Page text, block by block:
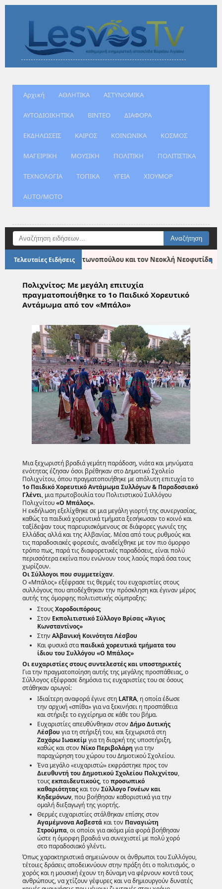
Αρχική ΑΘΛΗΤΙΚΑ ΑΣΤΥΝΟΜΙΚΑ
ΑΥΤΟΔΙΟΙΚΗΤΙΚΑ ΒΙΝΤΕΟ ΔΙΑΦΟΡΑ
ΕΚΔΗΛΩΣΕΙΣ ΚΑΙΡΟΣ ΚΟΙΝΩΝΙΚΑ ΚΟΣΜΟΣ
ΜΑΓΕΙΡΙΚΗ ΜΟΥΣΙΚΗ ΠΟΛΙΤΙΚΗ ΠΟΛΙΤΙΣΤΙΚΑ
ΤΕΧΝΟΛΟΓΙΑ ΤΟΠΙΚΑ ΥΓΕΙΑ ΧΙΟΥΜΟΡ
AUTO/MOTO
Τελευταίες Ειδήσεις
με τη Ρίτα Αντωνοπούλου και τον Νεοκλή Νεοφυτίδη
●
Πολιχνίτος: Με μεγάλη επιτυχία
πραγματοποιήθηκε το 1ο Παιδικό Χορευτικό
Αντάμωμα από τον «Μπάλο»
Μια ξεχωριστή βραδιά γεμάτη παράδοση, νιάτα και μηνύματα
ενότητας έζησαν όσοι βρέθηκαν στο Δημοτικό Σχολείο
Πολιχνίτου, όπου πραγματοποιήθηκε με απόλυτη επιτυχία το
1ο Παιδικό Χορευτικό Αντάμωμα Συλλόγων & Παραδοσιακό
Γλέντι, μια πρωτοβουλία του Πολιτιστικού Συλλόγου
Πολιχνίτου«Ο Μπάλος».
Η εκδήλωση εξελίχθηκε σε μια μεγάλη γιορτή της συνεργασίας,
καθώς τα παιδικά χορευτικά τμήματα ξεσήκωσαν το κοινό και
ταξίδεψαν τους παρευρισκόμενους σε διάφορες γωνιές της
Ελλάδας αλλά και της Αλβανίας. Μέσα από τους ρυθμούς και
τις παραδοσιακές φορεσιές, αναδείχθηκε με τον πιο όμορφο
τρόπο πως, παρά τις διαφορετικές παραδόσεις, είναι πολύ
περισσότερα εκείνα που ενώνουν τους λαούς παρά όσα τους
χωρίζουν.
Οι Σύλλογοι που συμμετείχαν.
Ο «Μπάλος» εξέφρασε τις θερμές του ευχαριστίες στους
συλλόγους που αποδέχθηκαν την πρόσκληση και έγιναν μέρος
αυτής της όμορφης πολιτιστικής σύμπραξης:
ΣτουςΧοροδοιπόρους
Στον Εκπολιτιστικό Σύλλογο Βρίσας «Άγιος
Κωνσταντίνος»
Στην Αλβανική Κοινότητα Λέσβου
Και φυσικά σταπαιδικά χορευτικά τμήματα του
ίδιου του Συλλόγου «Ο Μπάλος»
Οι ευχαριστίες στους συντελεστές και υποστηρικτές
Για την πραγματοποίηση αυτής της μεγάλης προσπάθειας, ο
Σύλλογος εξέφρασε δημόσια τις ευχαριστίες του σε όσους
στάθηκαν αρωγοί:
Ιδιαίτερη αναφορά έγινε στη LATRA, η οποία έδωσε
την αρχική «σπίθα» για να ξεκινήσει η προσπάθεια
και στήριξε το εγχείρημα σε κάθε του βήμα.
Ευχαριστίες απευθύνθηκαν στον Δήμο Δυτικής
Λέσβου για τη στήριξή του, και ξεχωριστά στη
Ζαχάρω Ιωακείμ για τη διαρκή της υποστήριξη,
καθώς και στον Νίκο Περιβολάρη για την
παραχώρηση του χώρου του Δημοτικού Σχολείου.
Ένα μεγάλο «ευχαριστώ» εκφράστηκε προς τον
Διευθυντή του Δημοτικού Σχολείου Πολιχνίτου,
τουςεκπαιδευτικούς, τοπροσωπικό
καθαριότητας και τον Σύλλογο Γονέων και
Κηδεμόνων, που βοήθησαν καθοριστικά για την
ομαλή διεξαγωγή της γιορτής.
Θερμές ευχαριστίες στάλθηκαν επίσης στον
Αγαμέμνονα Ασβεστά και τον Παναγιώτη
Στρούμπα, οι οποίοι για ακόμα μία φορά βοήθησαν
ώστε η όμορφη βραδιά να συνεχιστεί με πολύ χορό
στο παραδοσιακό γλέντι.
Όπως χαρακτηριστικά σημειώνουν οι άνθρωποι του Συλλόγου,
τέτοιες δράσεις αποδεικνύουν στην πράξη ότι ο πολιτισμός, ο
χορός και η μουσική έχουν τη δύναμη να φέρνουν κοντά τους
ανθρώπους, να χτίζουν γέφυρες και να δημιουργούν δυνατές